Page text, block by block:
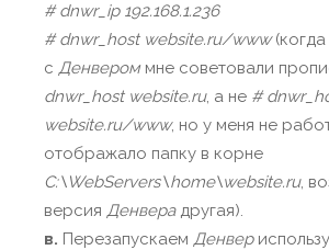
# dnwr_ip 192.168.1.236
# dnwr_host website.ru/www(когда
с Денвероммне советовали
dnwr_host website.ru, а не #
website.ru/www, но у меня не
отображало папку в корне
C:\WebServers\home\website.ru,
версия Денверадругая).
в. Перезапускаем Денвер